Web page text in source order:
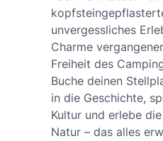
unvergessliches
Charme
Freiheit des
Buche deinen
in die Geschichte,
Kultur und erlebe
Natur – das alles